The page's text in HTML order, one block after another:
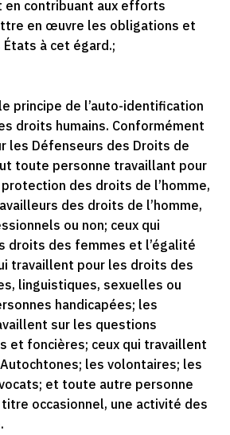
en contribuant aux efforts
en œuvre les obligations et
à cet égard.;
principe de l’auto-identification
droits humains. Conformément
les Défenseurs des Droits de
toute personne travaillant pour
des droits de l’homme,
des droits de l’homme,
ou non; ceux qui
droits des femmes et l’égalité
travaillent pour les droits des
linguistiques, sexuelles ou
handicapées; les
sur les questions
et foncières; ceux qui travaillent
les volontaires; les
et toute autre personne
occasionnel, une activité des